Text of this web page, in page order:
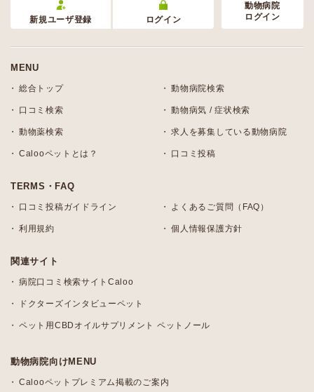
新規ユーザ登録 ログイン
動物病院
ログイン
MENU
総合トップ 動物病院検索
口コミ検索 動物病気 / 症状検索
動物薬検索 求人を募集している動物病院
Calooペットとは？ 口コミ投稿
TERMS・FAQ
口コミ投稿ガイドライン よくあるご質問（FAQ）
利用規約 個人情報保護方針
関連サイト
病院口コミ検索サイトCaloo
ドクターズインタビューペット
ペット用CBDオイルサプリメント ペットノール
動物病院向けMENU
Calooペットプレミアム掲載のご案内